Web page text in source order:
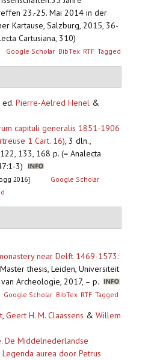
23.-25. Mai 2014 in der
Kartause, Salzburg, 2015, 36-
Cartusiana, 310)
Google Scholar BibTex RTF Tagged
ed. Pierre-Aelred Henel &
capituli generalis 1851-1906
1 Cart. 16), 3 dln.,
133, 168 p. (= Analecta
3)
2016]
Google Scholar
near Delft 1469-1573:
Master thesis, Leiden, Universiteit
Archeologie, 2017, – p.
Google Scholar BibTex RTF Tagged
, Geert H. M. Claassens & Willem
De Middelnederlandse
aurea door Petrus